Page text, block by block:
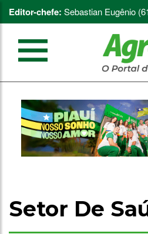
Editor-chefe: Sebastian Eugênio
Setor De